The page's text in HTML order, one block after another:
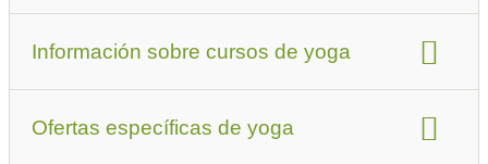
Información sobre cursos de yoga
Cursos abiertos (entrada posible en cualquier momento)
Ofertas específicas de yoga